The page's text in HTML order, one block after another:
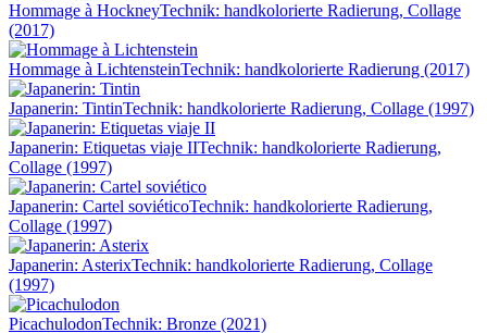
Hommage à HockneyTechnik: handkolorierte Radierung, Collage
(2017)
Hommage à LichtensteinTechnik: handkolorierte Radierung (2017)
Japanerin: TintinTechnik: handkolorierte Radierung, Collage (1997)
Japanerin: Etiquetas viaje IITechnik: handkolorierte Radierung,
Collage (1997)
Japanerin: Cartel soviéticoTechnik: handkolorierte Radierung,
Collage (1997)
Japanerin: AsterixTechnik: handkolorierte Radierung, Collage
(1997)
PicachulodonTechnik: Bronze (2021)